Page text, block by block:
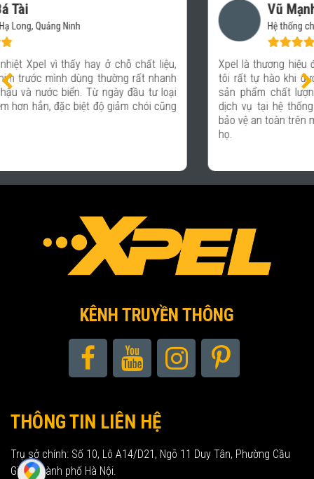
Hệ thống chăm sóc xe- Auto 365 Quảng Ninh
Xpel là thương hiệu được nhiều người trong giới xe biết đến,
tôi rất tự hào khi được kết hợp với Xpel để mang lại những
sản phẩm chất lượng, giúp các khách hàng đến sử dụng
dịch vụ tại hệ thống Auto 365 hoàn toàn an tâm và được
bảo vệ an toàn trên mọi hành trình với chiếc xe thân yêu của
KÊNH TRUYỀN THÔNG
THÔNG TIN LIÊN HỆ
Trụ sở chính: Số 10, Lô A14/D21, Ngõ 11 Duy Tân, Phường Cầu
Giấy, Thành phố Hà Nội.